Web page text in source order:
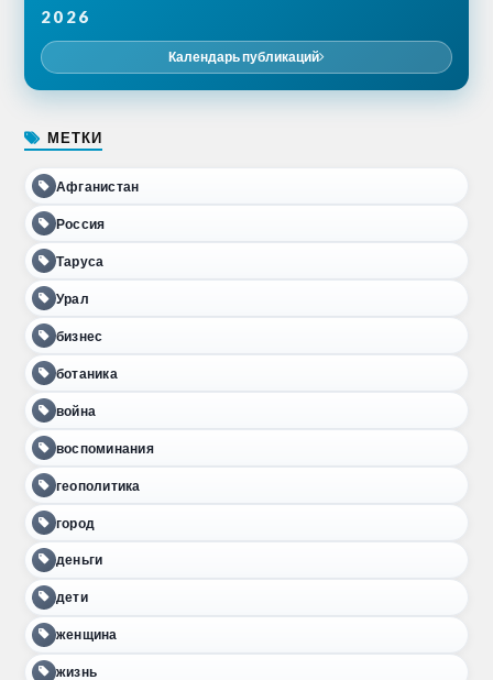
2026
Календарь публикаций
МЕТКИ
Афганистан
Россия
Таруса
Урал
бизнес
ботаника
война
воспоминания
геополитика
город
деньги
дети
женщина
жизнь